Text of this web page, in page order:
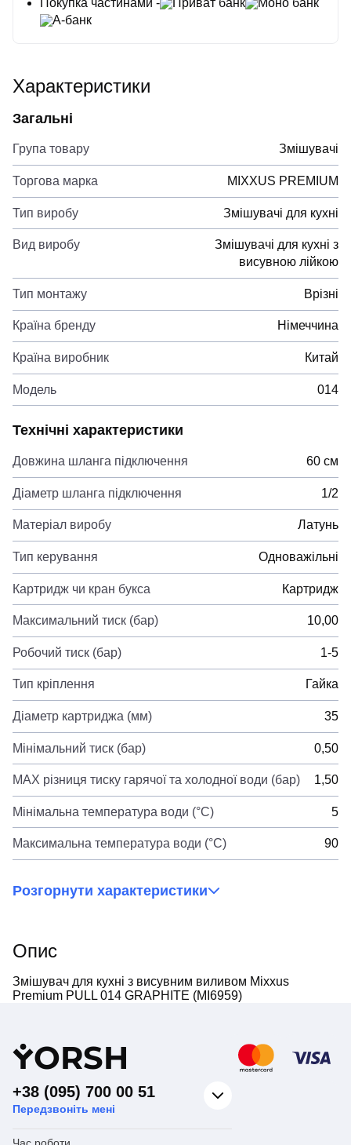
А-банк
Характеристики
Загальні
Група товару Змішувачі
Торгова марка MIXXUS PREMIUM
Тип виробу Змішувачі для кухні
Вид виробу
Змішувачі для кухні з
висувною лійкою
Тип монтажу Врізні
Країна бренду Німеччина
Країна виробник Китай
Модель 014
Технічні характеристики
Довжина шланга підключення 60 см
Діаметр шланга підключення 1/2
Матеріал виробу Латунь
Тип керування Одноважільні
Картридж чи кран букса Картридж
Максимальний тиск (бар) 10,00
Робочий тиск (бар) 1-5
Тип кріплення Гайка
Діаметр картриджа (мм) 35
Мінімальний тиск (бар) 0,50
MAX різниця тиску гарячої та холодної води (бар) 1,50
Мінімальна температура води (°C) 5
Максимальна температура води (°C) 90
Розгорнути характеристики
Опис
Змішувач для кухні з висувним виливом Mixxus
Premium PULL 014 GRAPHITE (MI6959)
YORSH
+38 (095) 700 00 51
Передзвоніть мені
Час роботи